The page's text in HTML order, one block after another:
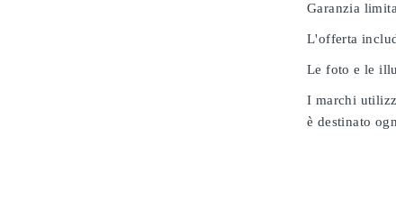
Garanzia
L'offerta
Le foto e le
I marchi
è destinato